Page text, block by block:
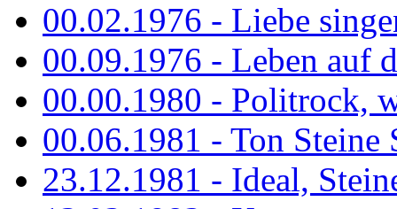
00.02.1976 - Liebe
00.09.1976 - Leben auf
00.00.1980 - Politrock,
00.06.1981 - Ton Steine
23.12.1981 - Ideal,